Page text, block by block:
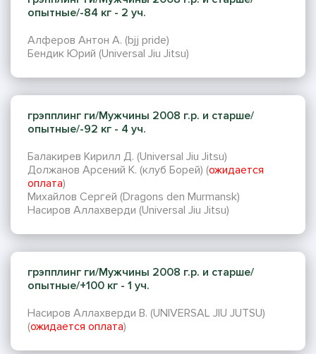
опытные/-84 кг - 2 уч.
Алферов Антон А. (bjj pride)
Бендик Юрий (Universal Jiu Jitsu)
грэпплинг ги/Мужчины 2008 г.р. и старше/
опытные/-92 кг - 4 уч.
Балакирев Кирилл Д. (Universal Jiu Jitsu)
Должанов Арсений К. (клуб Борей) (ожидается
оплата)
Михайлов Сергей (Dragons den Murmansk)
Насиров Аллахверди (Universal Jiu Jitsu)
грэпплинг ги/Мужчины 2008 г.р. и старше/
опытные/+100 кг - 1 уч.
Насиров Аллахверди В. (UNIVERSAL JIU JUTSU)
(ожидается оплата)